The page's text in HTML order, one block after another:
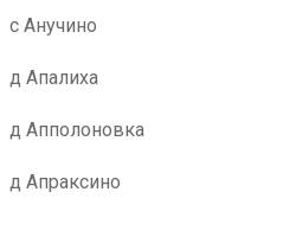
с Анучино
д Апалиха
д Апполоновка
д Апраксино